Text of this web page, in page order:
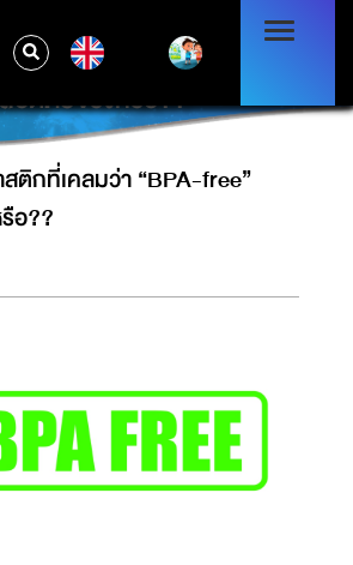
กที่เคลมว่า “BPA-FREE”
อดภัยจริงหรือ??
กที่เคลมว่า “BPA-free”
อ??